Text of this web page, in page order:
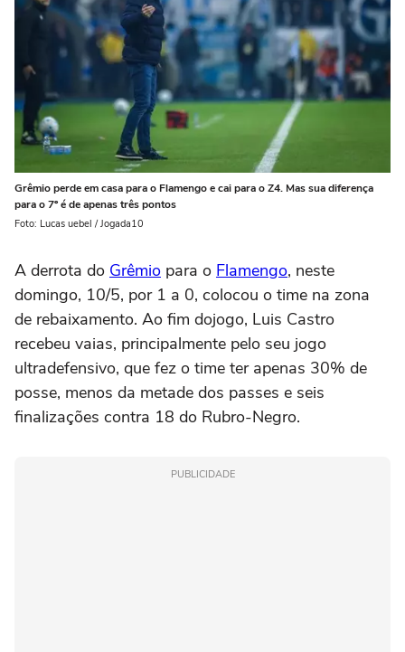
Grêmio perde em casa para o Flamengo e cai para o Z4. Mas sua diferença
para o 7º é de apenas três pontos
Foto: Lucas uebel / Jogada10
A derrota do Grêmio para o Flamengo, neste
domingo, 10/5, por 1 a 0, colocou o time na zona
de rebaixamento. Ao fim dojogo, Luis Castro
recebeu vaias, principalmente pelo seu jogo
ultradefensivo, que fez o time ter apenas 30% de
posse, menos da metade dos passes e seis
finalizações contra 18 do Rubro-Negro.
PUBLICIDADE